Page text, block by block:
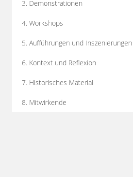
3. Demonstrationen
4. Workshops
5. Aufführungen und Inszenierungen
6. Kontext und Reflexion
7. Historisches Material
8. Mitwirkende